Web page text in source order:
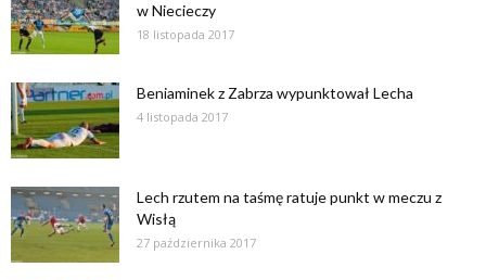
w Niecieczy
18 listopada 2017
Beniaminek z Zabrza wypunktował Lecha
4 listopada 2017
Lech rzutem na taśmę ratuje punkt w meczu z
Wisłą
27 października 2017